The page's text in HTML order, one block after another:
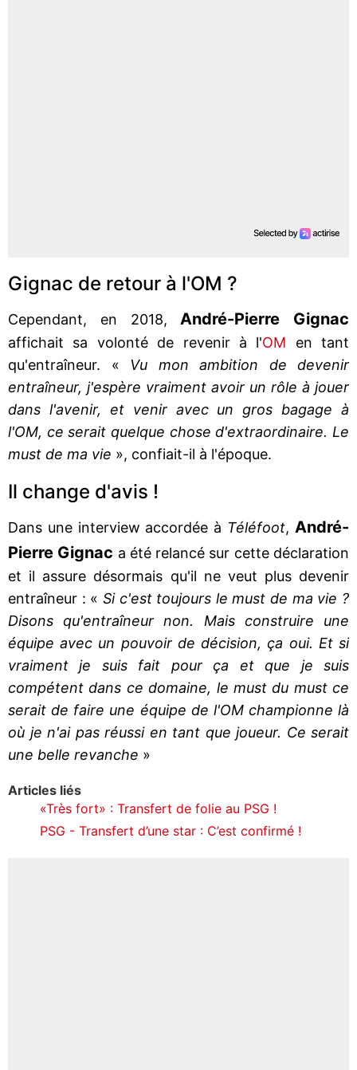
Gignac de retour à l'OM ?
Cependant, en 2018, André-Pierre Gignac
affichait sa volonté de revenir à l'OM en tant
qu'entraîneur. « Vu mon ambition de devenir
entraîneur, j'espère vraiment avoir un rôle à jouer
dans l'avenir, et venir avec un gros bagage à
l'OM, ce serait quelque chose d'extraordinaire. Le
must de ma vie », confiait-il à l'époque.
Il change d'avis !
Dans une interview accordée à Téléfoot, André-
Pierre Gignac a été relancé sur cette déclaration
et il assure désormais qu'il ne veut plus devenir
entraîneur : « Si c'est toujours le must de ma vie ?
Disons qu'entraîneur non. Mais construire une
équipe avec un pouvoir de décision, ça oui. Et si
vraiment je suis fait pour ça et que je suis
compétent dans ce domaine, le must du must ce
serait de faire une équipe de l'OM championne là
où je n'ai pas réussi en tant que joueur. Ce serait
une belle revanche »
Articles liés
«Très fort» : Transfert de folie au PSG !
PSG - Transfert d’une star : C’est confirmé !